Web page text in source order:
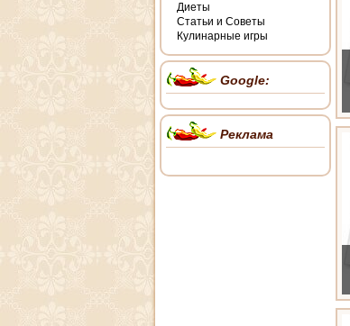
Диеты
Статьи и Советы
Кулинарные игры
Google:
Реклама